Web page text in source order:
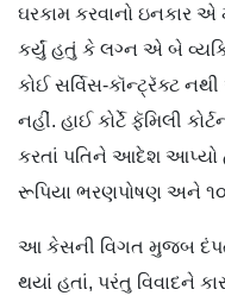
ઘરકામ કરવાનો ઇનકાર
કર્યું હતું કે લગ્ન એ બે
કોઈ સર્વિસ-કૉન્ટ્રૅક્ટ
નહીં. હાઈ કોર્ટે ફૅમિલી
કરતાં પતિને આદેશ આપ્યો
રૂપિયા ભરણપોષણ અને
આ કેસની વિગત મુજબ
થયાં હતાં, પરંતુ વિવાદને